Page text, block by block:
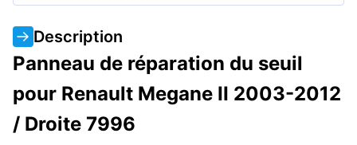
Description
Panneau de réparation du seuil
pour Renault Megane II 2003-2012
/ Droite 7996